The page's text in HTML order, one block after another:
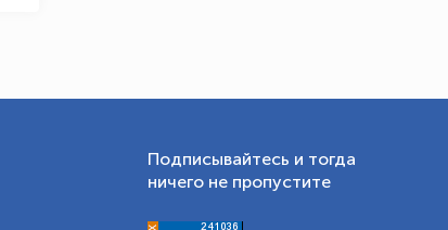
Подписывайтесь и тогда
ничего не пропустите